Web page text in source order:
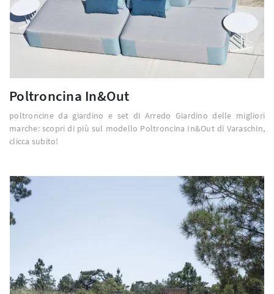
Poltroncina In&Out
poltroncine da giardino e set di Arredo Giardino delle migliori
marche: scopri di più sul modello Poltroncina In&Out di Varaschin,
clicca subito!